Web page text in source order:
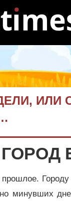
ИЛИ
минувших